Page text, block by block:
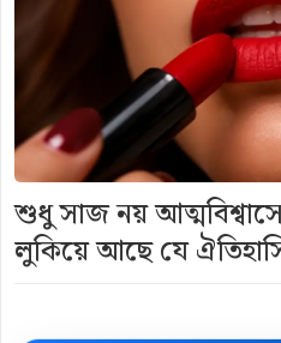
শুধু সাজ নয়
লুকিয়ে আছে যে